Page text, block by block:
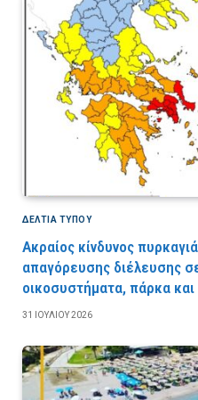
ΔΕΛΤΙΑ ΤΥΠΟΥ
Ακραίος κίνδυνος
απαγόρευσης διέλευσης
οικοσυστήματα, πάρκα
31 ΙΟΥΛΊΟΥ 2026